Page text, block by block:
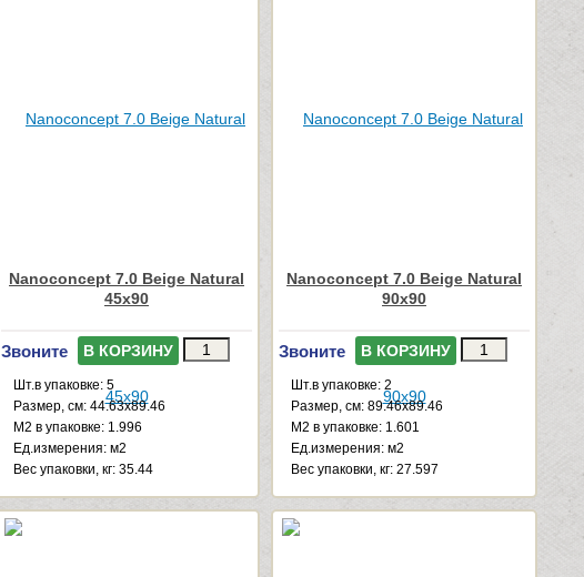
Nanoconcept 7.0 Beige Natural
45x90
Звоните В КОРЗИНУ
Шт.в упаковке: 5
Размер, см: 44.63x89.46
М2 в упаковке: 1.996
Ед.измерения: м2
Веc упаковки, кг: 35.44
Nanoconcept 7.0 Beige Natural
90x90
Звоните В КОРЗИНУ
Шт.в упаковке: 2
Размер, см: 89.46x89.46
М2 в упаковке: 1.601
Ед.измерения: м2
Веc упаковки, кг: 27.597